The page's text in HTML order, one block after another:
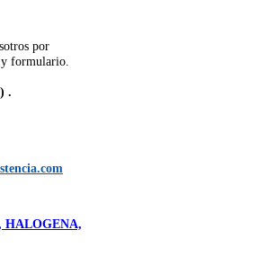
por
formulario.
.
HALOGENA,